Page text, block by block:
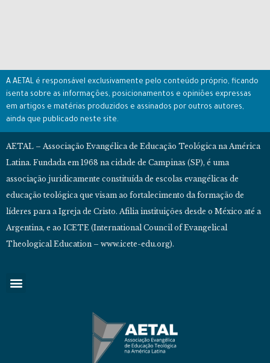
A AETAL é responsável exclusivamente pelo conteúdo próprio, ficando
isenta sobre as informações, posicionamentos e opiniões expressas
em artigos e matérias produzidos e assinados por outros autores,
ainda que publicado neste site.
AETAL – Associação Evangélica de Educação Teológica na América
Latina. Fundada em 1968 na cidade de Campinas (SP), é uma
associação juridicamente constituída de escolas evangélicas de
educação teológica que visam ao fortalecimento da formação de
líderes para a Igreja de Cristo. Afilia instituições desde o México até a
Argentina, e ao ICETE (International Council of Evangelical
Theological Education – www.icete-edu.org).